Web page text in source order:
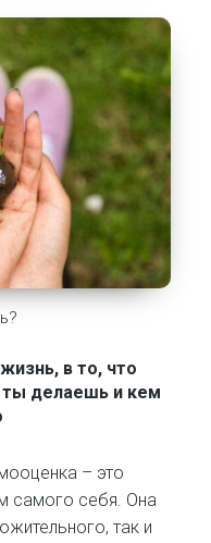
в то, что
ты делаешь и кем
– это
самого себя. Она
так и